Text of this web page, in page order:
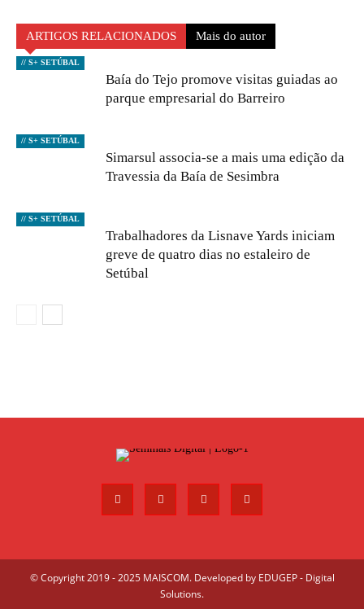
ARTIGOS RELACIONADOS Mais do autor
// S+ SETÚBAL
Baía do Tejo promove visitas guiadas ao
parque empresarial do Barreiro
// S+ SETÚBAL
Simarsul associa-se a mais uma edição da
Travessia da Baía de Sesimbra
// S+ SETÚBAL
Trabalhadores da Lisnave Yards iniciam
greve de quatro dias no estaleiro de
Setúbal
© Copyright 2019 - 2025 MAISCOM. Developed by EDUGEP - Digital
Solutions.